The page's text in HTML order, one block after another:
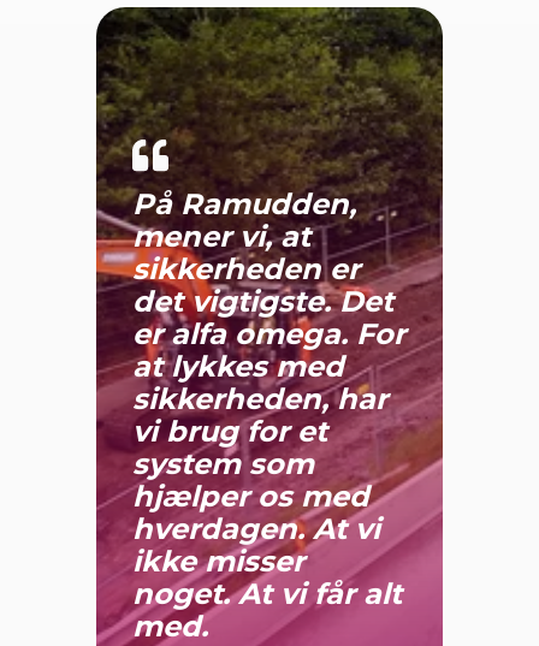
På Ramudden,
mener vi, at
sikkerheden er
det vigtigste. Det
er alfa omega. For
at lykkes med
sikkerheden, har
vi brug for et
system som
hjælper os med
hverdagen. At vi
ikke misser
noget. At vi får alt
med.